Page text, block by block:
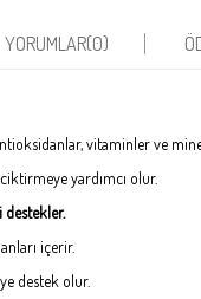
YORUMLAR(0)
vitaminler ve
yardımcı olur.
destekler.
içerir.
destek olur.